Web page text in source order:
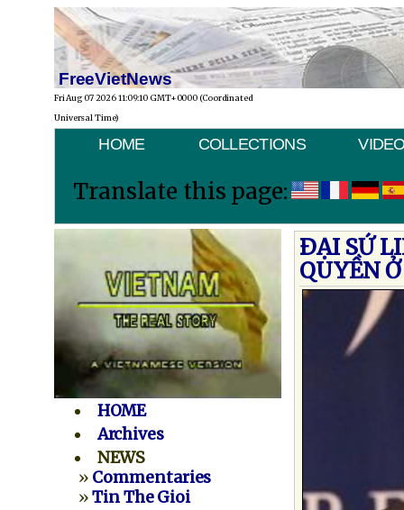
FreeVietNews
Fri Aug 07 2026 11:09:10 GMT+0000 (Coordinated
Universal Time)
HOME COLLECTIONS
Translate this page:
HOME
Archives
NEWS
» Commentaries
»Tin The Gioi
ÐẠI SỨ
QUYỀN